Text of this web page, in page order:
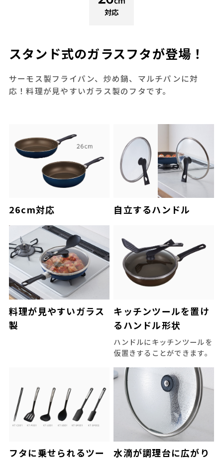
スタンド式のガラスフタが登場！
サーモス製フライパン、炒め鍋、マルチパンに対
応！料理が見やすいガラス製のフタです。
26cm対応 自立するハンドル
料理が見やすいガラス
製
キッチンツールを置け
るハンドル形状
ハンドルにキッチンツールを
仮置きすることができます。
フタに乗せられるツー
水滴が調理台に広がり